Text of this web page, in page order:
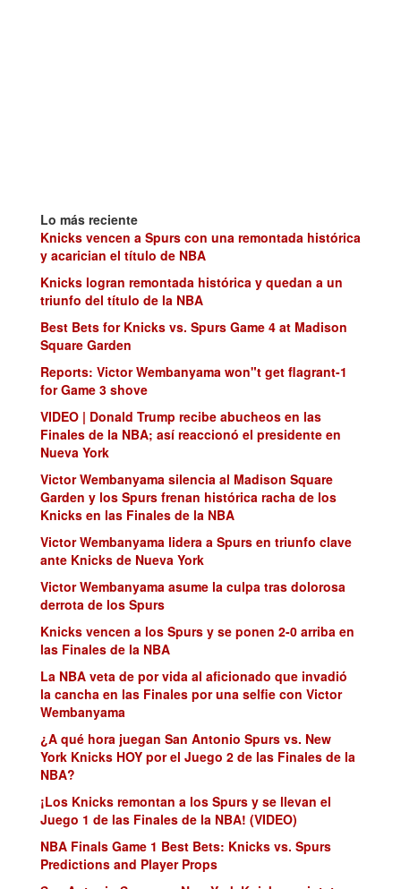
Lo más reciente
Knicks vencen a Spurs con una remontada histórica
y acarician el título de NBA
Knicks logran remontada histórica y quedan a un
triunfo del título de la NBA
Best Bets for Knicks vs. Spurs Game 4 at Madison
Square Garden
Reports: Victor Wembanyama won"t get flagrant-1
for Game 3 shove
VIDEO | Donald Trump recibe abucheos en las
Finales de la NBA; así reaccionó el presidente en
Nueva York
Victor Wembanyama silencia al Madison Square
Garden y los Spurs frenan histórica racha de los
Knicks en las Finales de la NBA
Victor Wembanyama lidera a Spurs en triunfo clave
ante Knicks de Nueva York
Victor Wembanyama asume la culpa tras dolorosa
derrota de los Spurs
Knicks vencen a los Spurs y se ponen 2-0 arriba en
las Finales de la NBA
La NBA veta de por vida al aficionado que invadió
la cancha en las Finales por una selfie con Victor
Wembanyama
¿A qué hora juegan San Antonio Spurs vs. New
York Knicks HOY por el Juego 2 de las Finales de la
NBA?
¡Los Knicks remontan a los Spurs y se llevan el
Juego 1 de las Finales de la NBA! (VIDEO)
NBA Finals Game 1 Best Bets: Knicks vs. Spurs
Predictions and Player Props